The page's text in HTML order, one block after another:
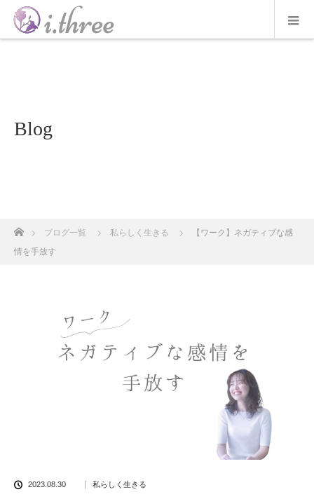
Blog
ホームブログ一覧 私らしく生きる
【ワーク】ネガティブな感
情を手放す
2023.08.30 私らしく生きる